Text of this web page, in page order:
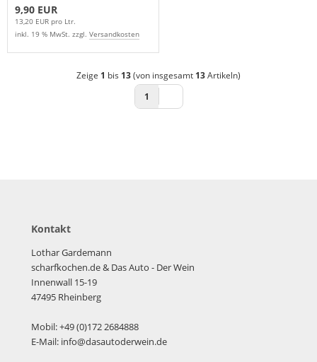
9,90 EUR
13,20 EUR pro Ltr.
inkl. 19 % MwSt. zzgl. Versandkosten
Zeige 1 bis 13(von insgesamt 13Artikeln)
1
Kontakt
Lothar Gardemann
scharfkochen.de& Das Auto - Der Wein
Innenwall 15-19
47495 Rheinberg
Mobil: +49 (0)172 2684888
E-Mail: info@dasautoderwein.de